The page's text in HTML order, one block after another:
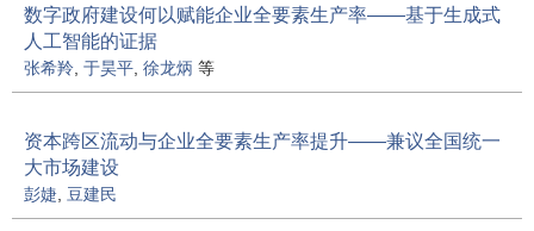
数字政府建设何以赋能企业全要素生产率——基于生成式
人工智能的证据
张希羚 于昊平 徐龙炳 等
资本跨区流动与企业全要素生产率提升——兼议全国统一
大市场建设
彭婕 豆建民